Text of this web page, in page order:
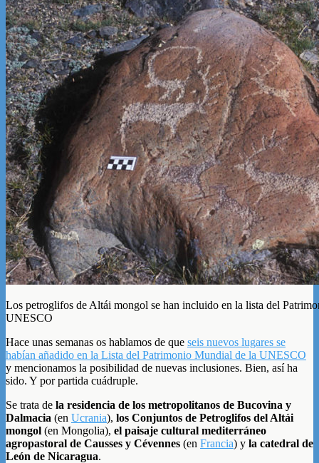
Los petroglifos de Altái mongol se han incluido en la lista del
UNESCO
Hace unas semanas os hablamos de que seis nuevos lugares se
habían añadido en la Lista del Patrimonio Mundial de la UNESCO
y mencionamos la posibilidad de nuevas inclusiones. Bien, así ha
sido. Y por partida cuádruple.
Se trata de la residencia de los metropolitanos de Bucovina y
Dalmacia (en Ucrania), los Conjuntos de Petroglifos del Altái
mongol (en Mongolia), el paisaje cultural mediterráneo
agropastoral de Causses y Cévennes (en Francia) y la catedral de
León de Nicaragua.